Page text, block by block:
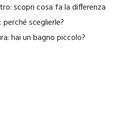
scopri cosa fa la differenza
sceglierle?
hai un bagno piccolo?